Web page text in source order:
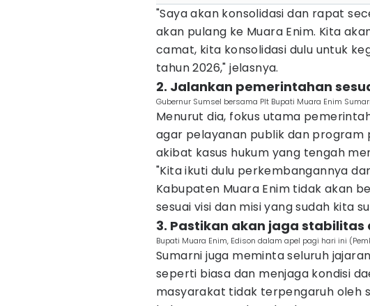
"Saya akan konsolidasi dan rapat
akan pulang ke Muara Enim. Kita
camat, kita konsolidasi dulu untuk
tahun 2026," jelasnya.
2. Jalankan pemerintahan
Gubernur Sumsel bersama Plt Bupati Muara Enim
Menurut dia, fokus utama
agar pelayanan publik dan
akibat kasus hukum yang tengah
"Kita ikuti dulu perkembangannya
Kabupaten Muara Enim tidak akan
sesuai visi dan misi yang sudah kita
3. Pastikan akan jaga stabilitas
Bupati Muara Enim, Edison dalam apel pagi hari ini
Sumarni juga meminta seluruh
seperti biasa dan menjaga kondisi
masyarakat tidak terpengaruh oleh